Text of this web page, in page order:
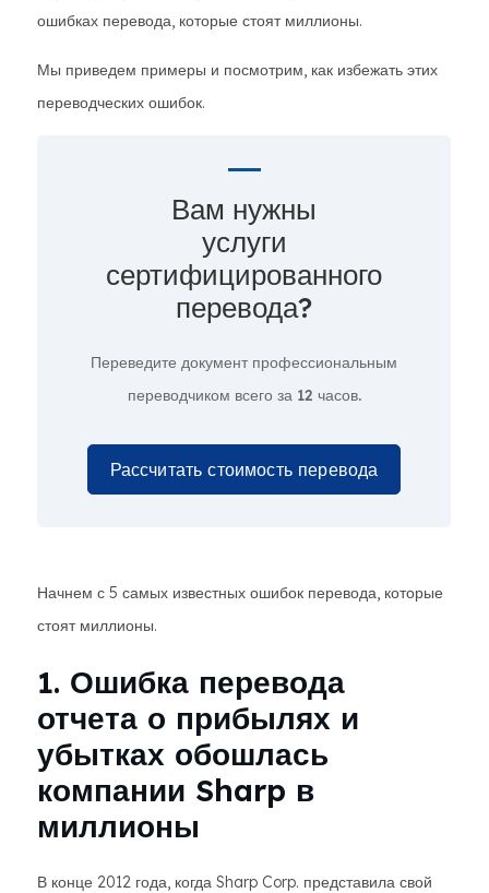
ошибках перевода, которые стоят миллионы.
Мы приведем примеры и посмотрим, как избежать этих
переводческих ошибок.
Вам нужны
услуги
сертифицированного
перевода?
Переведите документ профессиональным
переводчиком всего за 12 часов.
Рассчитать стоимость перевода
Начнем с 5 самых известных ошибок перевода, которые
стоят миллионы.
1. Ошибка перевода
отчета о прибылях и
убытках обошлась
компании Sharp в
миллионы
В конце 2012 года, когда Sharp Corp. представила свой